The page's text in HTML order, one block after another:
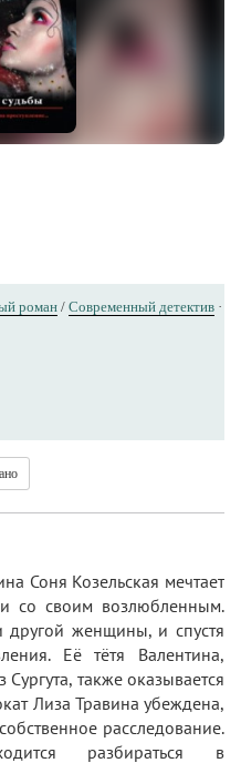
роман / Современный детектив ·
Соня Козельская мечтает
со своим возлюбленным.
другой женщины, и спустя
Её тётя Валентина,
также оказывается
Лиза Травина убеждена,
расследование.
разбираться в